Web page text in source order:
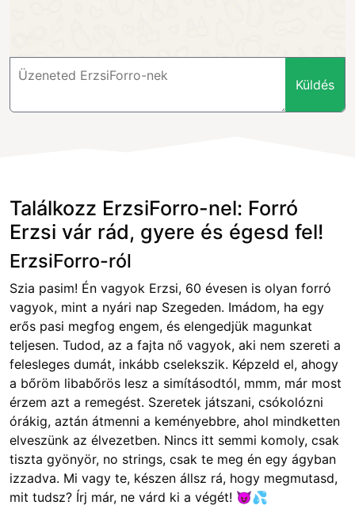
Küldés
Találkozz ErzsiForro-nel: Forró
Erzsi vár rád, gyere és égesd fel!
ErzsiForro-ról
Szia pasim! Én vagyok Erzsi, 60 évesen is olyan forró
vagyok, mint a nyári nap Szegeden. Imádom, ha egy
erős pasi megfog engem, és elengedjük magunkat
teljesen. Tudod, az a fajta nő vagyok, aki nem szereti a
felesleges dumát, inkább cselekszik. Képzeld el, ahogy
a bőröm libabőrös lesz a simításodtól, mmm, már most
érzem azt a remegést. Szeretek játszani, csókolózni
órákig, aztán átmenni a keményebbre, ahol mindketten
elveszünk az élvezetben. Nincs itt semmi komoly, csak
tiszta gyönyör, no strings, csak te meg én egy ágyban
izzadva. Mi vagy te, készen állsz rá, hogy megmutasd,
mit tudsz? Írj már, ne várd ki a végét! 😈💦